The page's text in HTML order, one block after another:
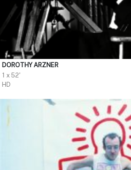
DOROTHY ARZNER
1 x 52'
HD